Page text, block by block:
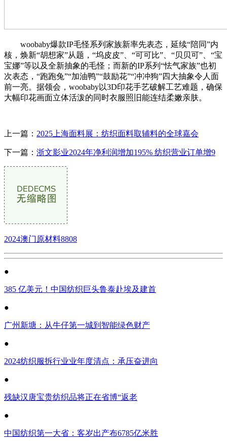
woobaby爆款IP毛怪系列家族新率先表态，延续“陪同”内
核，焕新“胡想家”从题，“坞皮皮”、“可可比”、“贝贝可”、“宝
宝娜”等以及全新抽象的毛怪；而新的IP系列“怯气家族”也初
次表态，“跑跑兔”“加油鸭”“鼓励花”“冲冲狗”四大抽象令人面
前一亮。据领会，woobaby以3D印花手艺破解工艺难题，确保
大幅印花画面立体活泼的同时衣服照旧能连结柔嫩亲肤。
上一篇： 2025上海面料展：纺织面料取辅料的全球嘉会
下一篇： 浙文影业2024年净利润增加195% 纺织营业订单增9
2024澳门原材料8808
●
385 亿美元！中国纺织巨头鲁泰赴埃及建首
●
广州新塘：从牛仔第一城到智能绿色财产
●
2024纺织服拆行业业年度清点：承压奋进向
●
残缺汉唐宝贵纺织品将正在省博“返老
●
中国纺织第一大省：客岁出产布6785亿米胜